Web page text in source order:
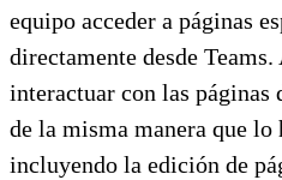
equipo acceder a páginas
directamente desde Teams.
interactuar con las páginas
de la misma manera que lo
incluyendo la edición de